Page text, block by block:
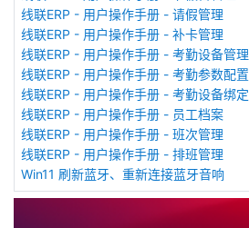
线联ERP - 用户操作手册 - 请假管理
线联ERP - 用户操作手册 - 补卡管理
线联ERP - 用户操作手册 - 考勤设备管理
线联ERP - 用户操作手册 - 考勤参数配置
线联ERP - 用户操作手册 - 考勤设备绑定
线联ERP - 用户操作手册 - 员工档案
线联ERP - 用户操作手册 - 班次管理
线联ERP - 用户操作手册 - 排班管理
Win11 刷新蓝牙、重新连接蓝牙音响